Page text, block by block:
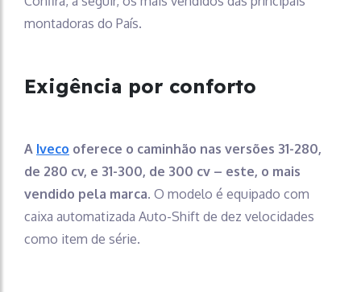
montadoras do País.
Exigência por conforto
A Iveco oferece o caminhão nas versões 31-280,
de 280 cv, e 31-300, de 300 cv – este, o mais
vendido pela marca. O modelo é equipado com
caixa automatizada Auto-Shift de dez velocidades
como item de série.